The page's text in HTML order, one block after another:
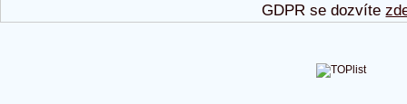
GDPR se dozvíte